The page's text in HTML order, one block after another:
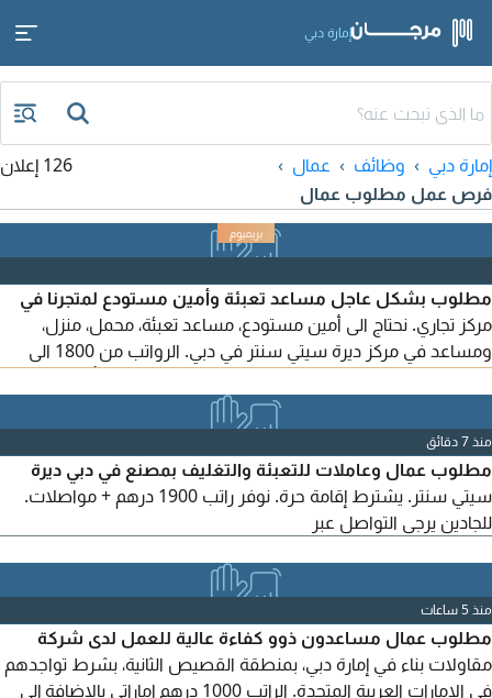
إمارة دبي
إمارة دبي وظائف
عمال
فرص عمل مطلوب عمال
126 إعلان
مطلوب بشكل عاجل مساعد تعبئة وأمين مستودع لمتجرنا في
مركز تجاري. نحتاج الى أمين مستودع، مساعد تعبئة، محمل، منزل،
ومساعد في مركز ديرة سيتي سنتر في دبي. الرواتب من 1800 الى
سكن + مواصلات) الأماكن محدودة. يرجى التقديم فقط اذا كنت
داخل دولة الامارات. المرشحون المهتمون
منذ 7 دقائق
مطلوب عمال وعاملات للتعبئة والتغليف بمصنع في دبي ديرة
سيتي سنتر. يشترط إقامة حرة. نوفر راتب 1900 درهم + مواصلات.
للجادين يرجى التواصل عبر
منذ 5 ساعات
مطلوب عمال مساعدون ذوو كفاءة عالية للعمل لدى شركة
مقاولات بناء في إمارة دبي، بمنطقة القصيص الثانية، بشرط تواجدهم
في الإمارات العربية المتحدة. الراتب 1000 درهم إماراتي بالإضافة إلى